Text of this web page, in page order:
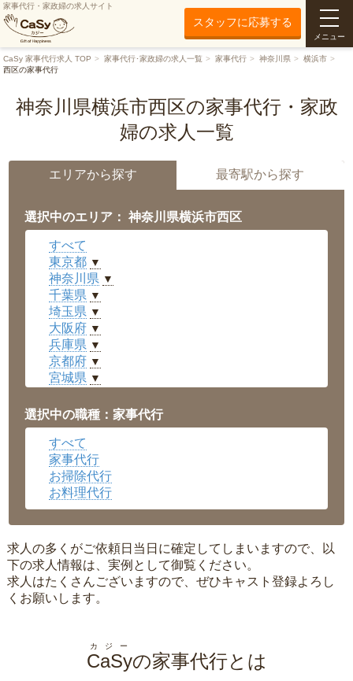
家事代行・家政婦の求人サイト
スタッフに応募する
メニュー
CaSy 家事代行求人 TOP 家事代行･家政婦の求人一覧 家事代行 神奈川県
横浜市
西区の家事代行
神奈川県横浜市西区の家事代行・家政
婦の求人一覧
エリアから探す 最寄駅から探す
選択中のエリア： 神奈川県横浜市西区
すべて
東京都 ▼
神奈川県 ▼
千葉県 ▼
埼玉県 ▼
大阪府 ▼
兵庫県 ▼
京都府 ▼
宮城県 ▼
福井県 ▼
岡山県 ▼
広島県
沖縄県 ▼
選択中の職種：家事代行
すべて
家事代行
お掃除代行
お料理代行
求人の多くがご依頼日当日に確定してしまいますので、以
下の求人情報は、実例として御覧ください。
求人はたくさんございますので、ぜひキャスト登録よろし
くお願いします。
CaSy
カジー
の家事代行とは